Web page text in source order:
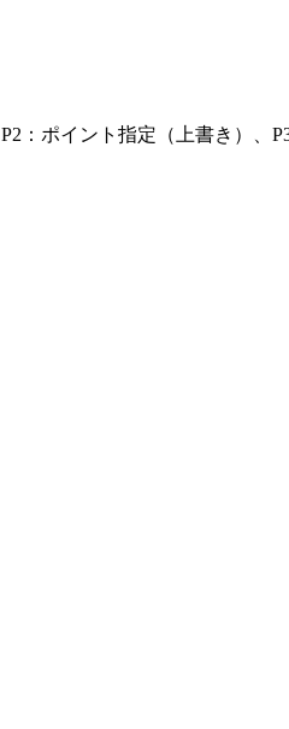
ポイント指定（上書き）、